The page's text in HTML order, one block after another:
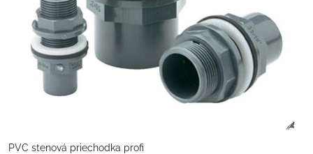
PVC stenová priechodka profi